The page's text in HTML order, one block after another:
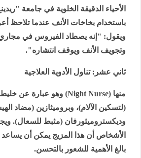
الأحياء الدقيقة الخلوية في جامعة
باستخدام بخاخات الأنف عندما تلاحظ
ويقول: "إنه يصطاد الفيروس في مجاري
وتجويف الأنف ويوقف انتشاره".
ثاني عشر: تناول الأدوية العلاجية
منها (Night Nurse) وهو عبارة عن خليط
(لتسكين الآلام)، وبروميثازين (مضاد
وديكستروميثورفان (مثبط للسعال).
الأشخاص أن هذا المزيج يمكن أن يساعد
بالغ الأهمية للشعور بالتحسن.